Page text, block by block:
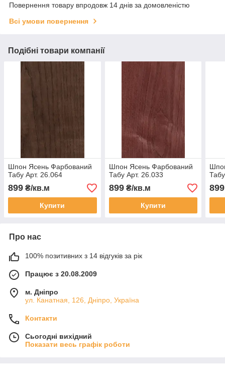
Повернення товару впродовж 14 днів за домовленістю
Всі умови повернення
Подібні товари компанії
Шпон Ясень Фарбований
Табу Арт. 26.064
899 ₴/кв.м
Купити
Шпон Ясень Фарбований
Табу Арт. 26.033
899₴/кв.м
Купити
899
Про нас
100% позитивних з 14 відгуків за рік
Працює з 20.08.2009
м. Дніпро
ул. Канатная, 126, Дніпро, Україна
Контакти
Сьогодні вихідний
Показати весь графік роботи